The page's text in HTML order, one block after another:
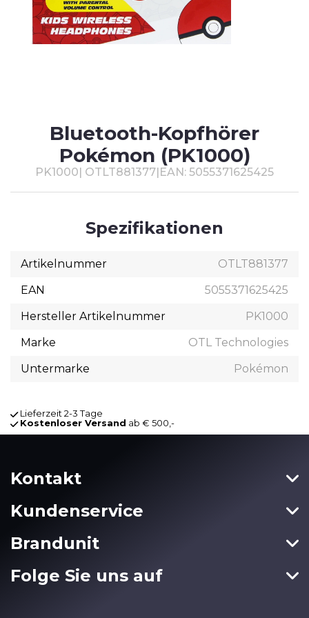
Bluetooth-Kopfhörer
Pokémon (PK1000)
PK1000| OTLT881377|EAN: 5055371625425
Spezifikationen
Artikelnummer
OTLT881377
EAN
5055371625425
Hersteller Artikelnummer
PK1000
Marke
OTL Technologies
Untermarke
Pokémon
Lieferzeit 2-3 Tage
Kostenloser Versand ab € 500,-
Kontakt
Kundenservice
Brandunit
Folge Sie uns auf